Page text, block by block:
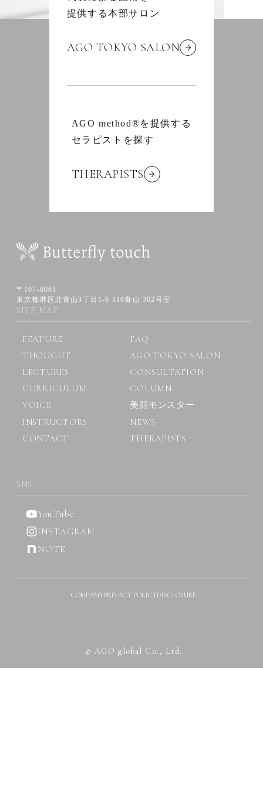
提供する本部サロン
AGO TOKYO SALON
AGO method®を提供する
セラピストを探す
THERAPISTS
〒107-0061
東京都港区北青山3丁目1-6 316青山 302号室
SITE MAP
FEATURE
FAQ
THOUGHT
AGO TOKYO SALON
LECTURES
CONSULTATION
CURRICULUM
COLUMN
VOICE
美顔モンスター
INSTRUCTORS
NEWS
CONTACT
THERAPISTS
SNS
YouTube
INSTAGRAM
NOTE
COMPANYPRIVACY POLICYDISCLOSURE
© AGO global Co., Ltd.